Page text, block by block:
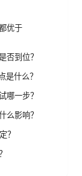
优于
否到位？
是什么？
哪一步？
么影响？
？